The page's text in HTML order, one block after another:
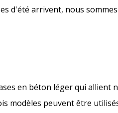
d'été arrivent, nous
en béton léger qui allient
modèles peuvent être